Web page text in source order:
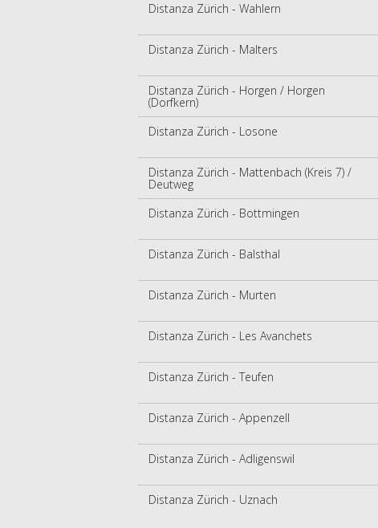
Distanza Zürich - Wahlern
Distanza Zürich - Malters
Distanza Zürich - Horgen / Horgen
(Dorfkern)
Distanza Zürich - Losone
Distanza Zürich - Mattenbach (Kreis 7) /
Deutweg
Distanza Zürich - Bottmingen
Distanza Zürich - Balsthal
Distanza Zürich - Murten
Distanza Zürich - Les Avanchets
Distanza Zürich - Teufen
Distanza Zürich - Appenzell
Distanza Zürich - Adligenswil
Distanza Zürich - Uznach